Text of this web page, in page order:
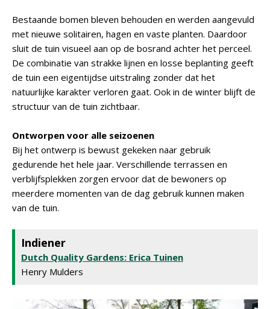
Bestaande bomen bleven behouden en werden aangevuld
met nieuwe solitairen, hagen en vaste planten. Daardoor
sluit de tuin visueel aan op de bosrand achter het perceel.
De combinatie van strakke lijnen en losse beplanting geeft
de tuin een eigentijdse uitstraling zonder dat het
natuurlijke karakter verloren gaat. Ook in de winter blijft de
structuur van de tuin zichtbaar.
Ontworpen voor alle seizoenen
Bij het ontwerp is bewust gekeken naar gebruik
gedurende het hele jaar. Verschillende terrassen en
verblijfsplekken zorgen ervoor dat de bewoners op
meerdere momenten van de dag gebruik kunnen maken
van de tuin.
Indiener
Dutch Quality Gardens: Erica Tuinen
Henry Mulders